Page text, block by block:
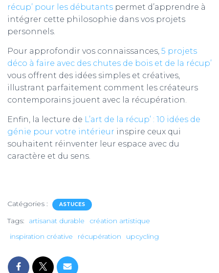
récup’ pour les débutants permet d’apprendre à
intégrer cette philosophie dans vos projets
personnels.
Pour approfondir vos connaissances, 5 projets
déco à faire avec des chutes de bois et de la récup’
vous offrent des idées simples et créatives,
illustrant parfaitement comment les créateurs
contemporains jouent avec la récupération.
Enfin, la lecture de L’art de la récup’ : 10 idées de
génie pour votre intérieur inspire ceux qui
souhaitent réinventer leur espace avec du
caractère et du sens.
Catégories : ASTUCES
Tags: artisanat durable
création artistique
inspiration créative
récupération upcycling